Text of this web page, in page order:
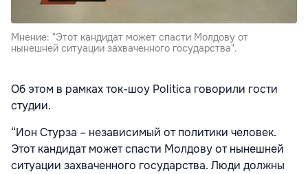
Мнение: "Этот кандидат может спасти Молдову от
нынешней ситуации захваченного государства".
Об этом в рамках ток-шоу Politica говорили гости
студии.
“Ион Стурза – независимый от политики человек.
Этот кандидат может спасти Молдову от нынешней
ситуации захваченного государства. Люди должны